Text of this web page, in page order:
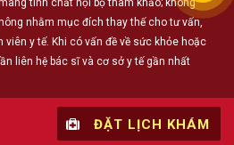
nhằm mục đích thay thế cho tư vấn,
y tế. Khi có vấn đề về sức khỏe hoặc
liên hệ bác sĩ và cơ sở y tế gần nhất
thuộc về Nhất Nam Y Viện
ĐẶT LỊCH KHÁM